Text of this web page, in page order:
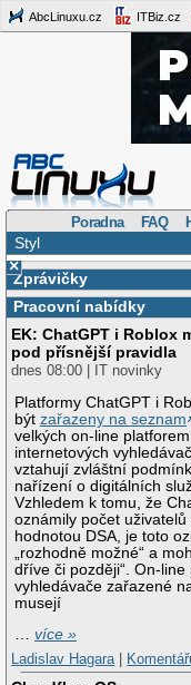
AbcLinuxu.cz ITBiz.cz
Poradna FAQ
Styl
×
Zprávičky
Pracovní nabídky
EK: ChatGPT i Roblox
pod přísnější pravidla
dnes 08:00 | IT novinky
Platformy ChatGPT i
býtzařazeny na seznam
velkých on-line
internetových
vztahují zvláštní
nařízení o digitálních
Vzhledem k tomu, že
oznámily počet
hodnotou DSA, je toto
„rozhodně možné“ a
dříve či později“. On-line
vyhledávače zařazené
musejí
…více »
Ladislav Hagara